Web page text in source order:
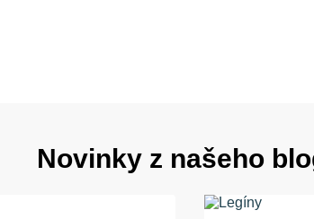
Novinky z našeho